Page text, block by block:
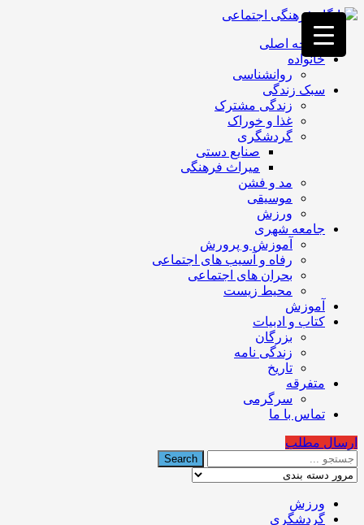
فصد
خون
غرب
تهران
خشکشویی
تصفیه
تهران
صفحه اصلی
خانواده
روانشناسی
سبک زندگی
زندگی مشترک
غذا و خوراک
گردشگری
صنایع دستی
میراث فرهنگی
مد و فشن
موسیقی
ورزش
جامعه شهری
آموزش و پرورش
رفاه و آسیب های اجتماعی
بحران های اجتماعی
محیط زیست
آموزش
کتاب و ادبیات
بزرگان
زندگی نامه
تاریخ
متفرقه
سرگرمی
تماس با ما
ارسال مطلب
ورزش
گردشگری